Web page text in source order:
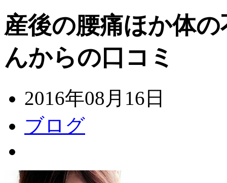
産後の腰痛ほか体
んからの口コミ
2016年08月16日
ブログ